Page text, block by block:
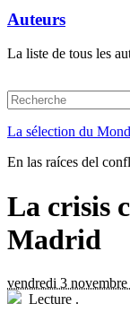
Auteurs
La liste de tous les
La sélection du
En las raíces del
La crisis
Madrid
vendredi 3
Lecture .